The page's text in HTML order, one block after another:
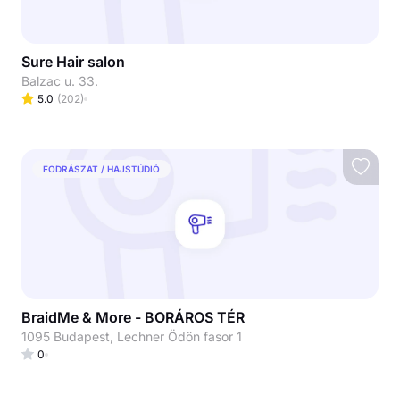
Sure Hair salon
Balzac u. 33.
5.0 (202)
FODRÁSZAT / HAJSTÚDIÓ
BraidMe & More - BORÁROS TÉR
1095 Budapest, Lechner Ödön fasor 1
0